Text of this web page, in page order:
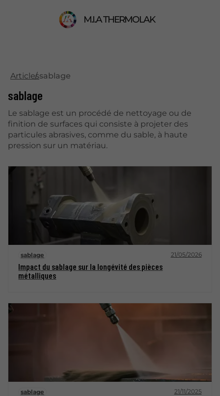
M.I.A THERMOLAK
Articlessablage
sablage
Le sablage est un procédé de nettoyage ou de
finition de surfaces qui consiste à projeter des
particules abrasives, comme du sable, à haute
pression sur un matériau.
sablage 21/05/2026
Impact du sablage sur la longévité des pièces
métalliques
sablage 21/11/2025